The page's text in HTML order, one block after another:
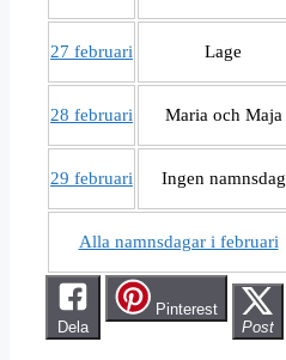
27 februari Lage
28 februari Maria och Maja
29 februari Ingen namnsdag
Alla namnsdagar i februari
Dela
Pinterest
Post